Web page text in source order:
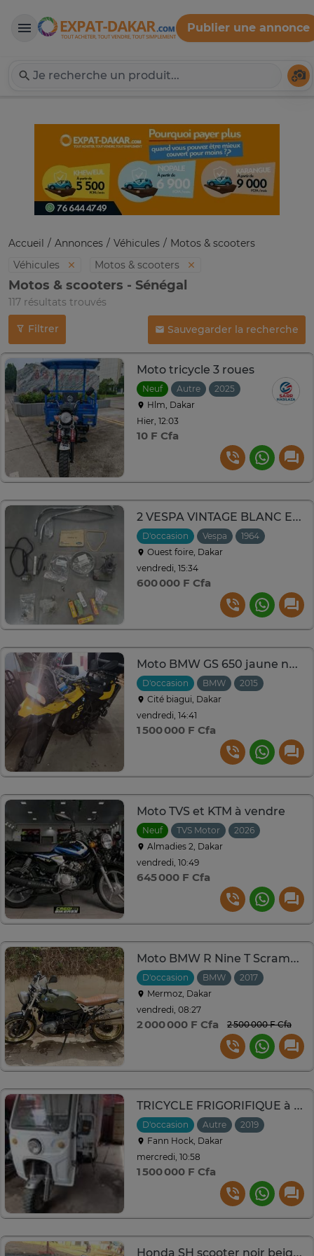
Expat-Dakar
Publier une annonce
Accueil Annonces Véhicules
Motos & scooters
Véhicules
Motos & scooters
Motos & scooters - Sénégal
117 résultats trouvés
Filtrer Sauvegarder la recherche
Moto tricycle 3 roues
Neuf Autre
2025
Hlm, Dakar
Hier, 12:03
10 F Cfa
2 VESPA VINTAGE BLANC ET BLEU A RESTAURER
D'occasion Vespa
1964
Ouest foire, Dakar
vendredi, 15:34
600 000 F Cfa
Moto BMW GS 650 jaune noir avec top case polyvalente
D'occasion BMW
2015
Cité biagui, Dakar
vendredi, 14:41
1 500 000 F Cfa
Moto TVS et KTM à vendre
Neuf TVS Motor
2026
Almadies 2, Dakar
vendredi, 10:49
645 000 F Cfa
Moto BMW R Nine T Scrambler
D'occasion BMW
2017
Mermoz, Dakar
vendredi, 08:27
2 000 000 F Cfa 2 500 000 F Cfa
TRICYCLE FRIGORIFIQUE à Vendre
D'occasion Autre
2019
Fann Hock, Dakar
mercredi, 10:58
1 500 000 F Cfa
Honda SH scooter noir beige mobilité urbaine